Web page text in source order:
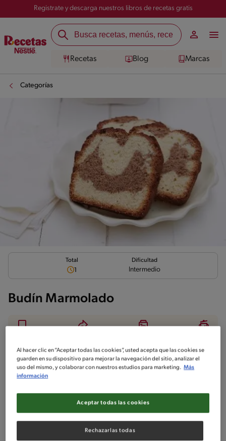
Registrate y descarga nuestros libros de recetas gratis
Recetas Blog Marcas
Categorías
Total
1
Dificultad
Intermedio
Budín Marmolado
Ingredientes ¡A cocinar! Comentarios
Sin crustáceos
Al hacer clic en “Aceptar todas las cookies”, usted acepta que las cookies se
guarden en su dispositivo para mejorar la navegación del sitio, analizar el
uso del mismo, y colaborar con nuestros estudios para marketing. Más
información
Rechazarlas todas
Aceptar todas las cookies